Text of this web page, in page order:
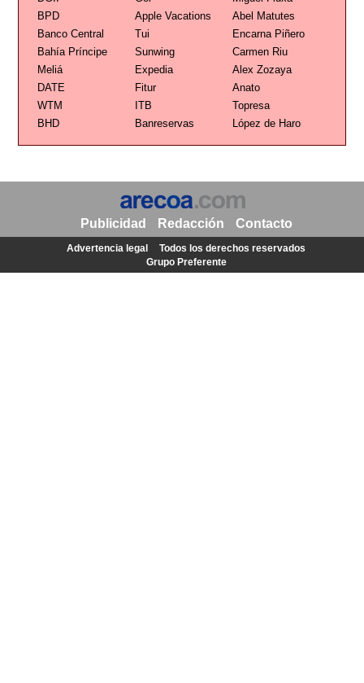
BPD
Apple Vacations
Abel Matutes
Banco Central
Tui
Encarna Piñero
Bahía Príncipe
Sunwing
Carmen Riu
Meliá
Expedia
Alex Zozaya
DATE
Fitur
Anato
WTM
ITB
Topresa
BHD
Banreservas López de Haro
Publicidad Redacción Contacto
Advertencia legal
Todos los derechos reservados
Grupo Preferente